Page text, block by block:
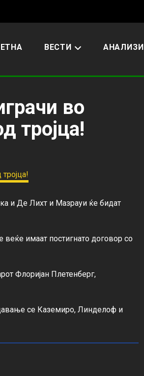
ВЕСТИ АНАЛИЗИ
во
тројца!
и Де Лихт и Мазрауи ќе бидат
веќе имаат постигнато договор со
Флоријан Плетенберг,
се Каземиро, Линделоф и